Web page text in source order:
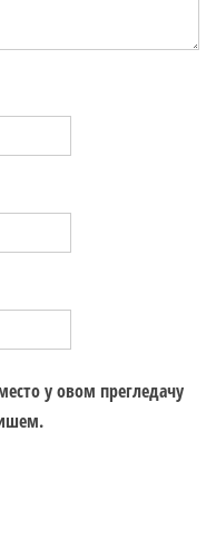
у овом прегледачу